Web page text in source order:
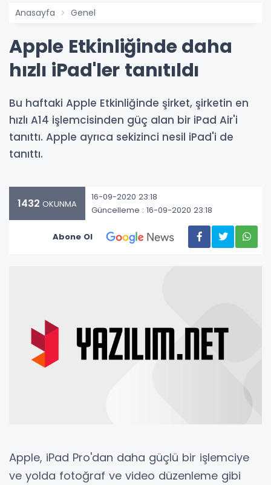
Anasayfa Genel
Apple Etkinliğinde daha
hızlı iPad'ler tanıtıldı
Bu haftaki Apple Etkinliğinde şirket, şirketin en
hızlı A14 işlemcisinden güç alan bir iPad Air'i
tanıttı. Apple ayrıca sekizinci nesil iPad'i de
tanıttı.
1432 OKUNMA
16-09-2020 23:18
Güncelleme : 16-09-2020 23:18
Abone Ol
Apple, iPad Pro'dan daha güçlü bir işlemciye
ve yolda fotoğraf ve video düzenleme gibi